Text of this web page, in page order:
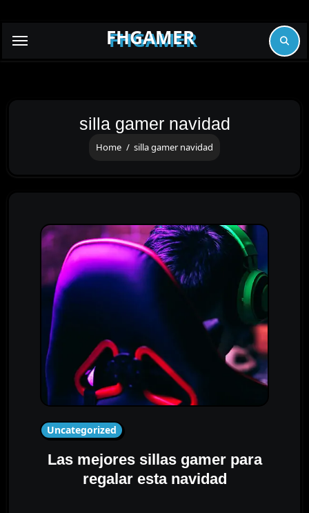
FHGAMER
silla gamer navidad
Home silla gamer navidad
Uncategorized
Las mejores sillas gamer para
regalar esta navidad